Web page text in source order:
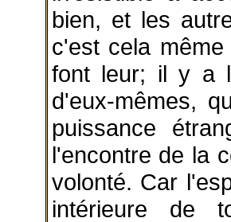
bien, et les
c'est cela
font leur; il y a
d'eux-mêmes,
puissance
l'encontre de la
volonté. Car
intérieure de